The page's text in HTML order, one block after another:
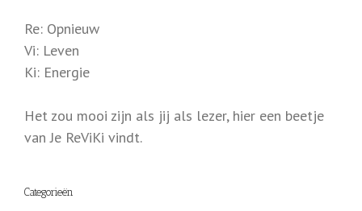
Re: Opnieuw
Vi: Leven
Ki: Energie
Het zou mooi zijn als jij als lezer, hier een beetje
van Je ReViKi vindt.
Categorieën